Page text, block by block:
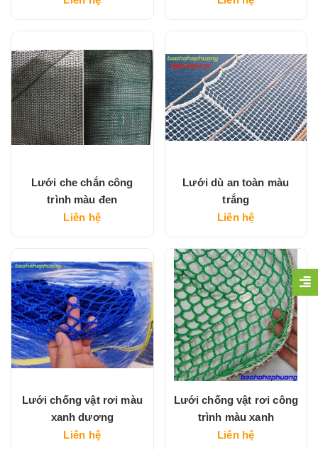
Lưới che chắn công
trình màu đen
Liên hệ
Lưới dù an toàn màu
trắng
Liên hệ
Lưới chống vật rơi màu
xanh dương
Liên hệ
Lưới chống vật rơi công
trình màu xanh
Liên hệ